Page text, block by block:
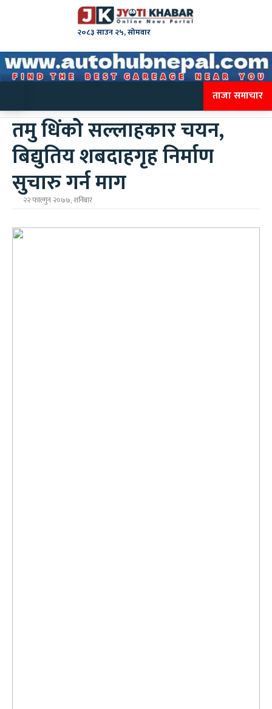
२०८३ साउन २५, सोमवार
ताजा समाचार
तमु धिंकोे सल्लाहकार चयन,
बिद्युतिय शबदाहगृह निर्माण
सुचारु गर्न माग
२२ फाल्गुन २०७७, शनिबार